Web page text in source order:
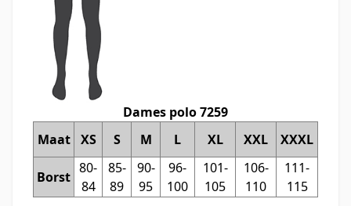
Dames polo 7259
Maat
XS S M L XL XXL XXXL
Borst
80-
84
85-
89
90-
95
96-
100
101-
105
106-
110
111-
115